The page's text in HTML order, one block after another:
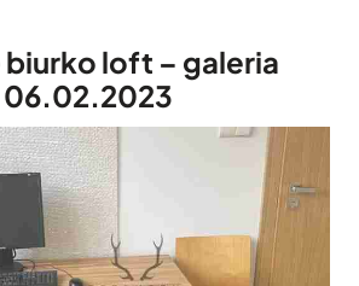
loft – galeria
06.02.2023